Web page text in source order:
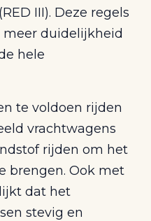
III). Deze regels
meer duidelijkheid
hele
te voldoen rijden
vrachtwagens
rijden om het
brengen. Ook met
dat het
stevig en